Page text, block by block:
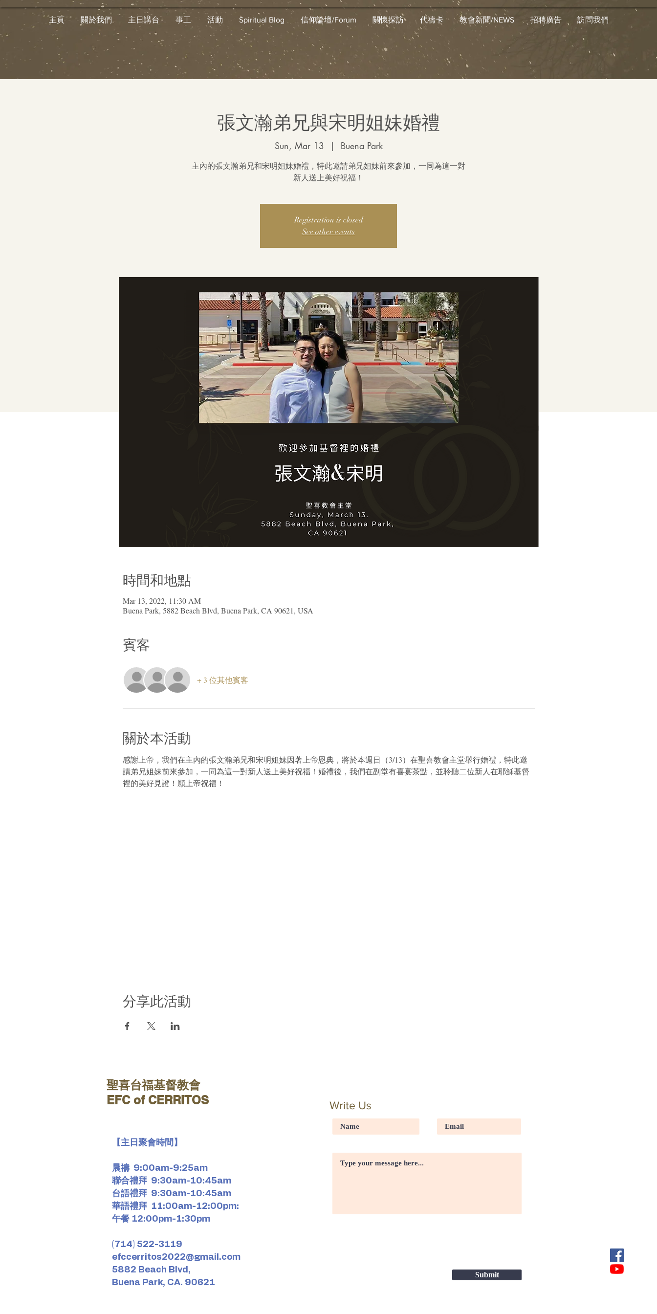
主頁 關於我們 主日講台 事工 活動 Spiritual Blog 信仰論壇/Forum 關懷探訪 代禱卡 教會新聞/NEWS 招聘廣告 訪問我們
張文瀚弟兄與宋明姐妹婚禮
Sun, Mar 13
  |
Buena Park
主內的張文瀚弟兄和宋明姐妹婚禮，特此邀請弟兄姐妹前來參加，一同為這一對
新人送上美好祝福！
Registration is closed
See other events
時間和地點
Mar 13, 2022, 11:30 AM
Buena Park, 5882 Beach Blvd, Buena Park, CA 90621, USA
賓客
+ 3 位其他賓客
關於本活動
感謝上帝，我們在主內的張文瀚弟兄和宋明姐妹因著上帝恩典，將於本週日（3/13）在聖喜教會主堂舉行婚禮，特此邀
請弟兄姐妹前來參加，一同為這一對新人送上美好祝福！婚禮後，我們在副堂有喜宴茶點，並聆聽二位新人在耶穌基督
裡的美好見證！願上帝祝福！
分享此活動
聖喜台福基督教會
​EFC of CERRITOS
【主日聚會時間】
晨禱 9:00am-9:25am
聯合禮拜 9:30am-10:45am
台語禮拜 9:30am-10:45am
華語禮拜 11:00am-12:00pm:
午餐 12:00pm-1:30pm
​​​(714) 522-3119
efccerritos2022@gmail.com
​5882 Beach Blvd,
Buena Park, CA. 90621
Write Us
Submit